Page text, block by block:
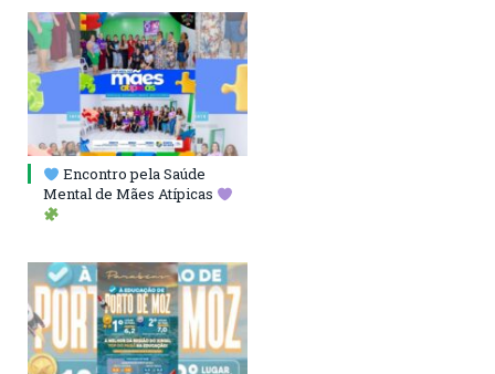
Encontro pela Saúde
Mental de Mães Atípicas